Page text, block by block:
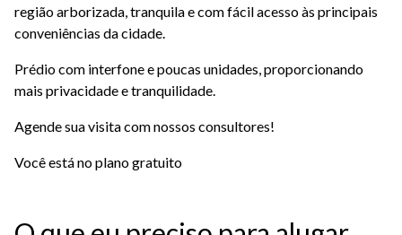
região arborizada, tranquila e com fácil acesso às principais
conveniências da cidade.
Prédio com interfone e poucas unidades, proporcionando
mais privacidade e tranquilidade.
Agende sua visita com nossos consultores!
Você está no plano gratuito